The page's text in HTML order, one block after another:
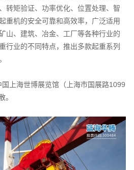
转矩验证、功率优化、位置处理、智
重机的安全可靠和高效率，广泛适用
山、建筑、冶金、工厂等各种行业的
行业的不同特点，推出多款起重系列
上海世博展览馆（上海市国展路1099
。